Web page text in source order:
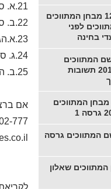
21.א. ס' 24 לחוק החוזים
22.ב. ס' 62(א) לחוק המקרקעין
23.א.הגדרת מכירה, הגדרת זכות במקרקעין וס' 6 א ו 9א לחוק מיסוי מקרקעין
24.ג. ס' 25 לחוק הגנת הצרכן
25.ב. הגדרת חברות משכנות , ספר דיני מתווכים במקרקעין חלק שני, עקרונות ומושגי יסוד ופסקי דין
אם
777
פתרון מבחן תיווך 12.5.2013 מבחן המתווכים
לפני
בחינה
המתווכים
במקרקעין 20 באוקטובר 2013 תשובות
המתווכים
23.10.2018 רשם המתווכים גרסה
2018 מבחן המתווכים שאלון